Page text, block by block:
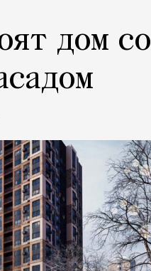
дом со